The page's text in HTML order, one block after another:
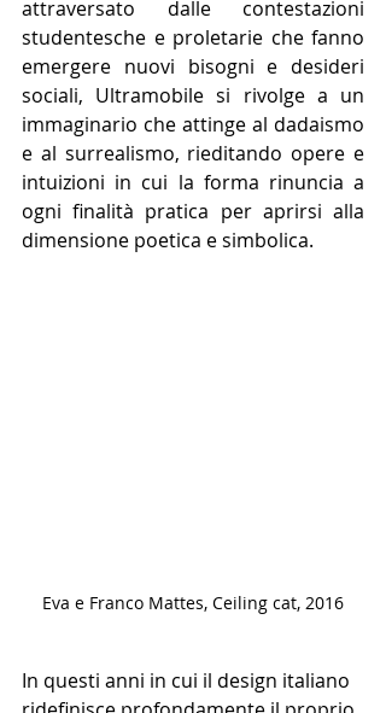
attraversato dalle contestazioni
studentesche e proletarie che fanno
emergere nuovi bisogni e desideri
sociali, Ultramobile si rivolge a un
immaginario che attinge al dadaismo
e al surrealismo, rieditando opere e
intuizioni in cui la forma rinuncia a
ogni finalità pratica per aprirsi alla
dimensione poetica e simbolica.
Eva e Franco Mattes, Ceiling cat, 2016
In questi anni in cui il design italiano